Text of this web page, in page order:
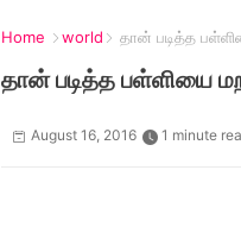
Home world தான் படித்த
தான் படித்த பள்ளியை
August 16, 2016 1 minute